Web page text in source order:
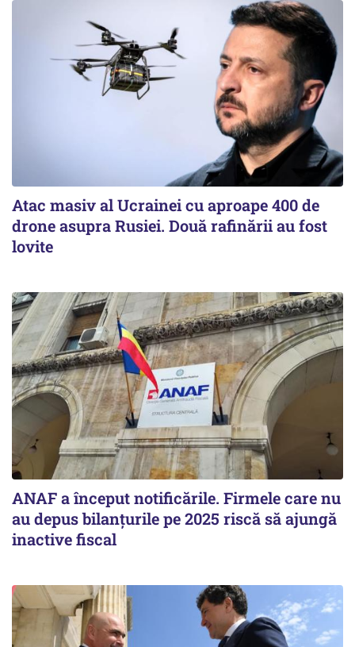
Atac masiv al Ucrainei cu aproape 400 de
drone asupra Rusiei. Două rafinării au fost
lovite
ANAF a început notificările. Firmele care nu
au depus bilanțurile pe 2025 riscă să ajungă
inactive fiscal